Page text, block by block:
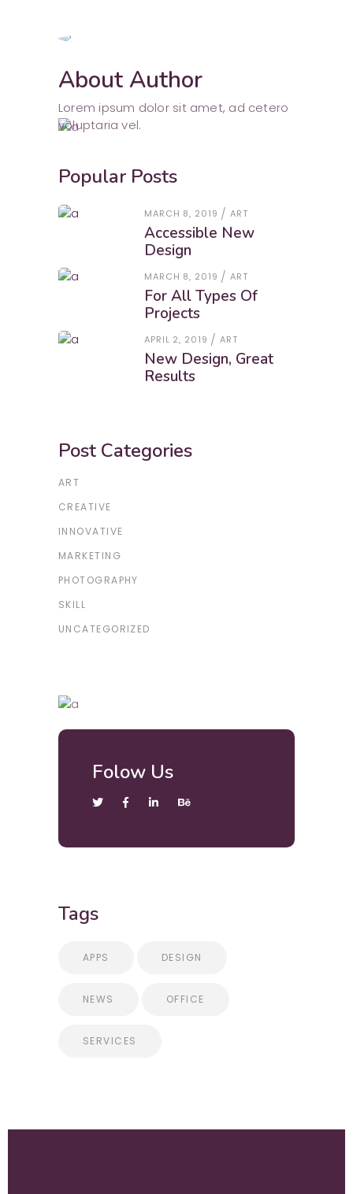
About Author
Lorem ipsum dolor sit amet, ad cetero
voluptaria vel.
Popular Posts
MARCH 8, 2019 ART
Accessible New
Design
MARCH 8, 2019 ART
For All Types Of
Projects
APRIL 2, 2019 ART
New Design, Great
Results
Post Categories
ART
CREATIVE
INNOVATIVE
MARKETING
PHOTOGRAPHY
SKILL
UNCATEGORIZED
Folow Us
Tags
APPS DESIGN
NEWS OFFICE
SERVICES